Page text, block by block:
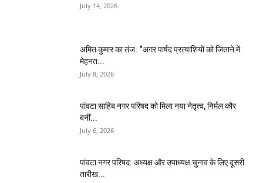
July 14, 2026
अमित कुमार का तंज: “अगर पार्षद प्रत्याशियों को जिताने में
मेहनत...
July 8, 2026
पांवटा साहिब नगर परिषद को मिला नया नेतृत्व, निर्मल कौर
बनीं...
July 6, 2026
पांवटा नगर परिषद: अध्यक्ष और उपाध्यक्ष चुनाव के लिए दूसरी
तारीख...